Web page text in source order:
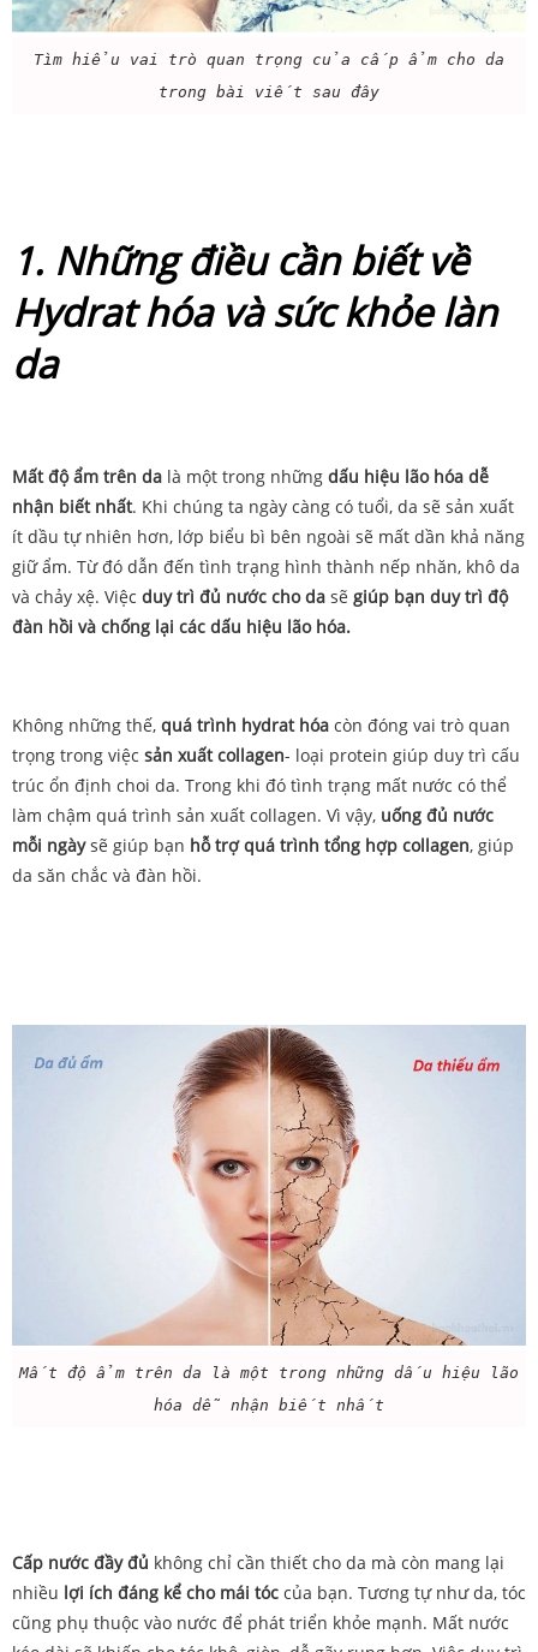
Tìm hiểu vai trò quan trọng của cấp ẩm cho da
trong bài viết sau đây
1. Những điều cần biết về
Hydrat hóa và sức khỏe làn
da
Mất độ ẩm trên da là một trong những dấu hiệu lão hóa dễ
nhận biết nhất. Khi chúng ta ngày càng có tuổi, da sẽ sản xuất
ít dầu tự nhiên hơn, lớp biểu bì bên ngoài sẽ mất dần khả năng
giữ ẩm. Từ đó dẫn đến tình trạng hình thành nếp nhăn, khô da
và chảy xệ. Việc duy trì đủ nước cho da sẽ giúp bạn duy trì độ
đàn hồi và chống lại các dấu hiệu lão hóa.
Không những thế, quá trình hydrat hóa còn đóng vai trò quan
trọng trong việc sản xuất collagen- loại protein giúp duy trì cấu
trúc ổn định choi da. Trong khi đó tình trạng mất nước có thể
làm chậm quá trình sản xuất collagen. Vì vậy, uống đủ nước
mỗi ngàysẽ giúp bạn hỗ trợ quá trình tổng hợp collagen, giúp
da săn chắc và đàn hồi.
Mất độ ẩm trên da là một trong những dấu hiệu lão
hóa dễ nhận biết nhất
Cấp nước đầy đủ không chỉ cần thiết cho da mà còn mang lại
nhiều lợi ích đáng kể cho mái tóc của bạn. Tương tự như da, tóc
cũng phụ thuộc vào nước để phát triển khỏe mạnh. Mất nước